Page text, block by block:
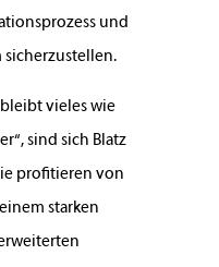
und
sicherzustellen.
vieles wie
sind sich Blatz
profitieren von
starken